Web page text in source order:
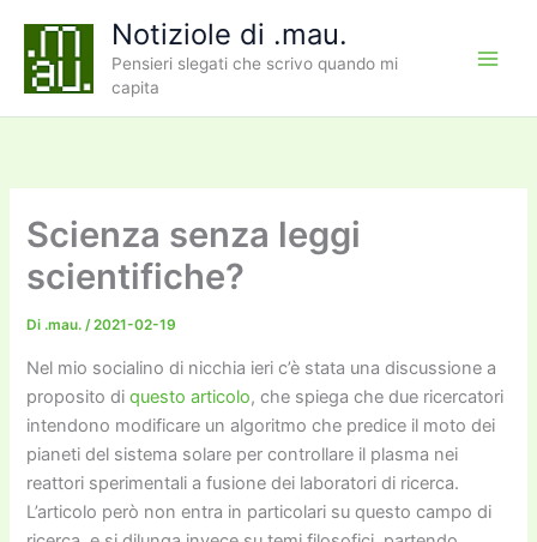
contenuto
Notiziole di .mau.
Pensieri slegati che scrivo quando mi
capita
Scienza senza leggi
scientifiche?
Di .mau./2021-02-19
Nel mio socialino di nicchia ieri c’è stata una discussione a
proposito diquesto articolo, che spiega che due ricercatori
intendono modificare un algoritmo che predice il moto dei
pianeti del sistema solare per controllare il plasma nei
reattori sperimentali a fusione dei laboratori di ricerca.
L’articolo però non entra in particolari su questo campo di